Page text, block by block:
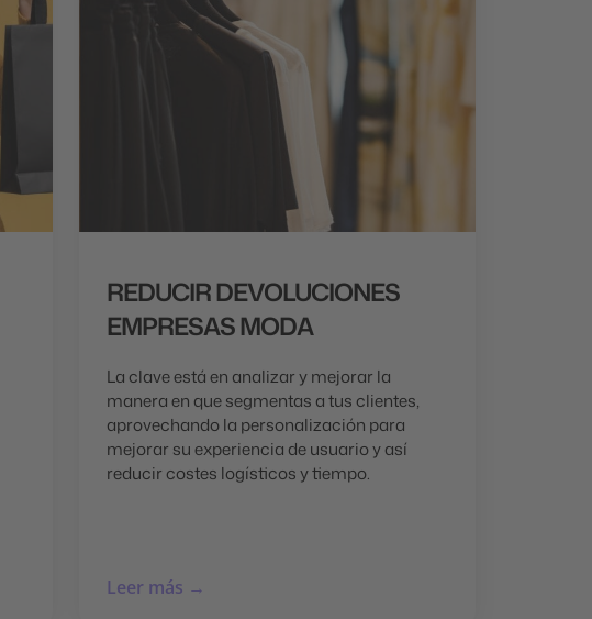
REDUCIR DEVOLUCIONES
EMPRESAS MODA
La clave está en analizar y mejorar la
manera en que segmentas a tus clientes,
aprovechando la personalización para
mejorar su experiencia de usuario y así
reducir costes logísticos y tiempo.
Leer más →